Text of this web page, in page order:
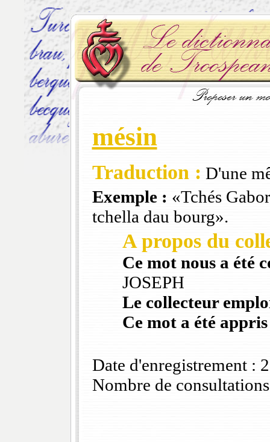
mésin
Traduction : D'une
Exemple : «Tchés
tchella dau bourg».
A propos du
Ce mot nous a été
JOSEPH
Le collecteur
Ce mot a été
Date d'enregistrement :
Nombre de